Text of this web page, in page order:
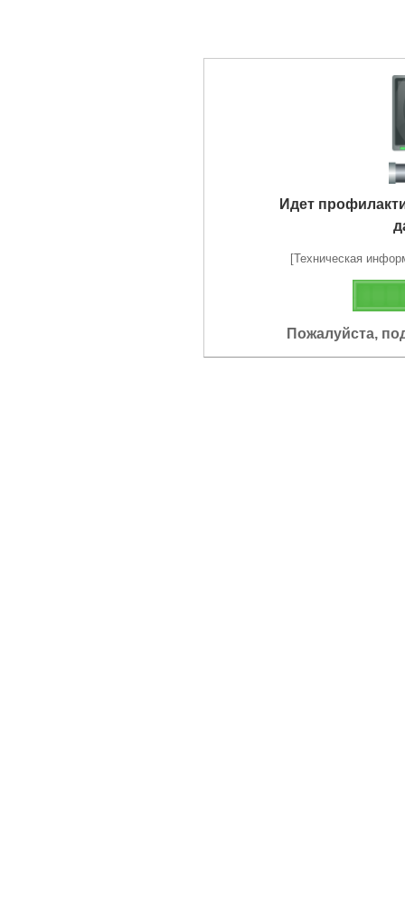
Идет
[Техническая
Пожалуйста,